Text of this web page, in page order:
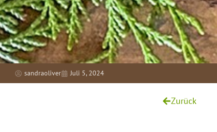
sandraoliver Juli 5, 2024
Zurück